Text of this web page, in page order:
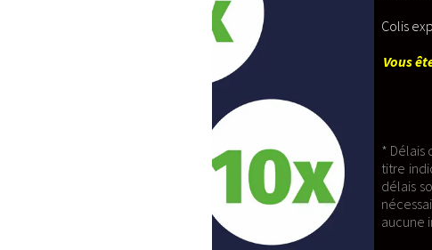
Colis expédié depuis la France
Vous êtes à la recherche d'un modèle
* Délais de confection: le temps
titre indicatif, nous nous réservons le
délais sont généralement augmentés en
nécessaire a la confection de votre
aucune indemnités de compensation ou